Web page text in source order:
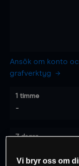
Ansök om konto
grafverktyg
1 timme
-
7 dagar
Vi bryr oss om